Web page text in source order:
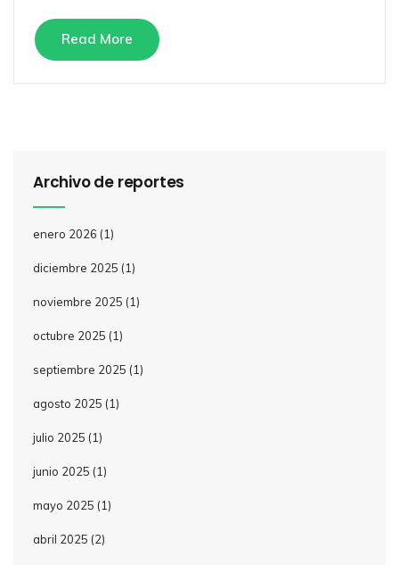
Read More
Archivo de reportes
enero 2026 (1)
diciembre 2025 (1)
noviembre 2025 (1)
octubre 2025 (1)
septiembre 2025 (1)
agosto 2025 (1)
julio 2025 (1)
junio 2025 (1)
mayo 2025 (1)
abril 2025 (2)